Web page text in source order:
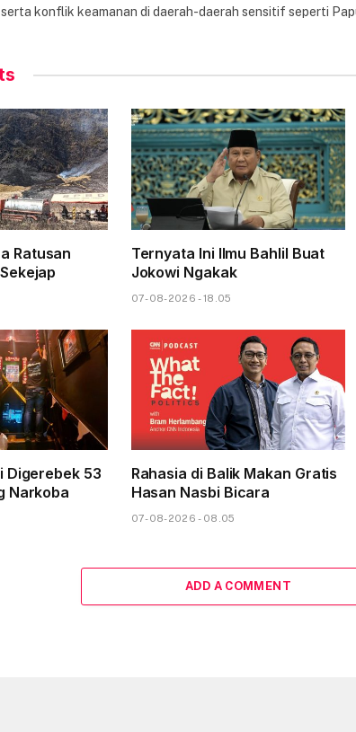
serta konflik keamanan di daerah-daerah sensitif seperti
Ratusan
Ternyata Ini Ilmu Bahlil Buat
Jokowi Ngakak
07-08-2026 - 18.05
Digerebek 53
Narkoba
Rahasia di Balik Makan Gratis
Hasan Nasbi Bicara
07-08-2026 - 08.05
ADD A COMMENT